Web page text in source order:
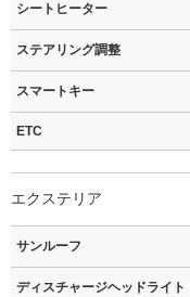
シートヒーター
ステアリング調整
スマートキー
ETC
エクステリア
サンルーフ
ディスチャージヘッドライト